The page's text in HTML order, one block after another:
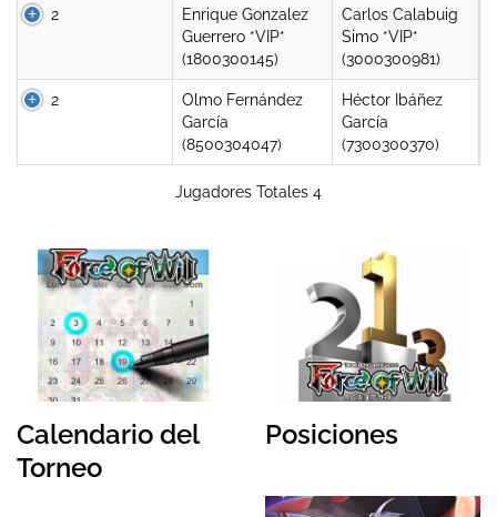
2
Enrique Gonzalez
Guerrero *VIP*
(1800300145)
Carlos Calabuig
Simo *VIP*
(3000300981)
2
Olmo Fernández
García
(8500304047)
Héctor Ibáñez
García
(7300300370)
Jugadores Totales 4
Calendario del
Torneo
Posiciones